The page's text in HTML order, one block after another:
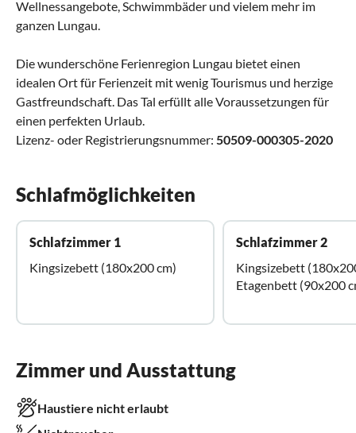
Wellnessangebote, Schwimmbäder und vielem mehr im
ganzen Lungau.
Die wunderschöne Ferienregion Lungau bietet einen
idealen Ort für Ferienzeit mit wenig Tourismus und herzige
Gastfreundschaft. Das Tal erfüllt alle Voraussetzungen für
einen perfekten Urlaub.
Lizenz- oder Registrierungsnummer: 50509-000305-2020
Schlafmöglichkeiten
Schlafzimmer 1
Kingsizebett (180x200 cm)
Schlafzimmer 2
Kingsizebett
Etagenbett (90x200
Zimmer und Ausstattung
Haustiere nicht erlaubt